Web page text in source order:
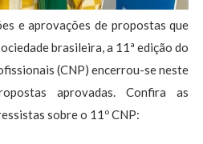
e aprovações de propostas que
brasileira, a 11ª edição do
(CNP) encerrou-se neste
aprovadas. Confira as
sobre o 11º CNP: